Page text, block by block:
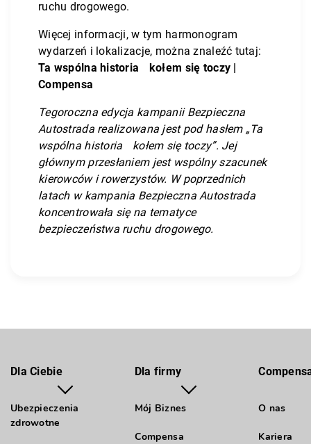
ruchu drogowego.
Więcej informacji, w tym harmonogram
wydarzeń i lokalizacje, można znaleźć tutaj:
Ta wspólna historia
kołem się toczy |
Compensa
Tegoroczna edycja kampanii Bezpieczna
Autostrada realizowana jest pod hasłem „Ta
wspólna historia
kołem się toczy”. Jej
głównym przesłaniem jest wspólny szacunek
kierowców i rowerzystów. W poprzednich
latach w kampania Bezpieczna Autostrada
koncentrowała się na tematyce
bezpieczeństwa ruchu drogowego.
Dla Ciebie
Ubezpieczenia
zdrowotne
Dla firmy
Mój Biznes
Compensa
O nas
Kariera